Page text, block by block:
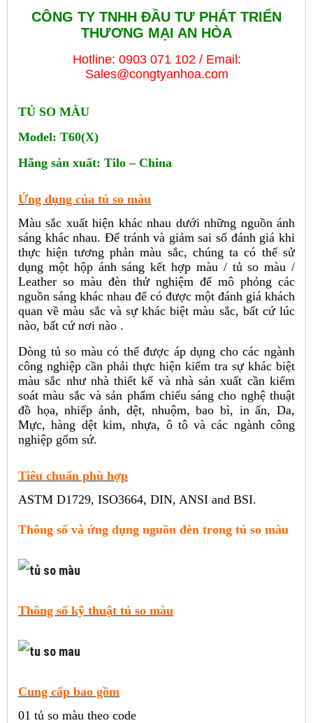
CÔNG TY TNHH ĐẦU TƯ PHÁT TRIỂN
THƯƠNG MẠI AN HÒA
Hotline: 0903 071 102 / Email:
Sales@congtyanhoa.com
TỦ SO MÀU
Model: T60(X)
Hãng sản xuất: Tilo – China
Ứng dụng của tủ so màu
Màu sắc xuất hiện khác nhau dưới những nguồn ánh
sáng khác nhau. Để tránh và giảm sai số đánh giá khi
thực hiện tương phản màu sắc, chúng ta có thể sử
dụng một hộp ánh sáng kết hợp màu / tủ so màu /
Leather so màu đèn thử nghiệm để mô phỏng các
nguồn sáng khác nhau để có được một đánh giá khách
quan về màu sắc và sự khác biệt màu sắc, bất cứ lúc
nào, bất cứ nơi nào .
Dòng tủ so màu có thể được áp dụng cho các ngành
công nghiệp cần phải thực hiện kiểm tra sự khác biệt
màu sắc như nhà thiết kế và nhà sản xuất cần kiểm
soát màu sắc và sản phẩm chiếu sáng cho nghệ thuật
đồ họa, nhiếp ảnh, dệt, nhuộm, bao bì, in ấn, Da,
Mực, hàng dệt kim, nhựa, ô tô và các ngành công
nghiệp gốm sứ.
Tiêu chuẩn phù hợp
ASTM D1729, ISO3664, DIN, ANSI and BSI.
Thông số và ứng dụng nguồn đèn trong tủ so màu
Thông số kỹ thuật tủ so màu
Cung cấp bao gồm
01 tủ so màu theo code